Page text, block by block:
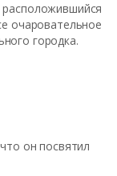
расположившийся
очаровательное
городка.
он посвятил